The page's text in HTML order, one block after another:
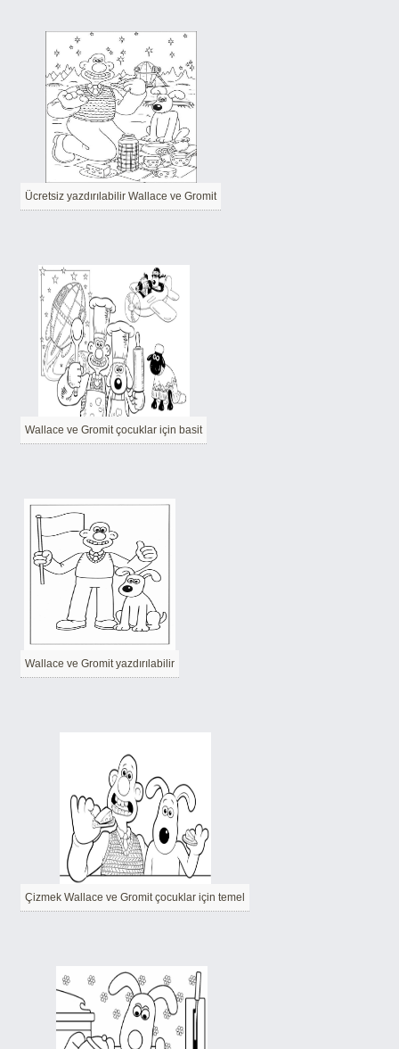
Ücretsiz yazdırılabilir Wallace ve Gromit
Wallace ve Gromit çocuklar için basit
Wallace ve Gromit yazdırılabilir
Çizmek Wallace ve Gromit çocuklar için temel